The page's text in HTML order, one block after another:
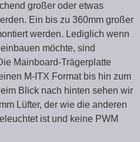
großer oder etwas
Ein bis zu 360mm großer
werden. Lediglich wenn
möchte, sind
Mainboard-Trägerplatte
M-ITX Format bis hin zum
Blick nach hinten sehen wir
Lüfter, der wie die anderen
ist und keine PWM